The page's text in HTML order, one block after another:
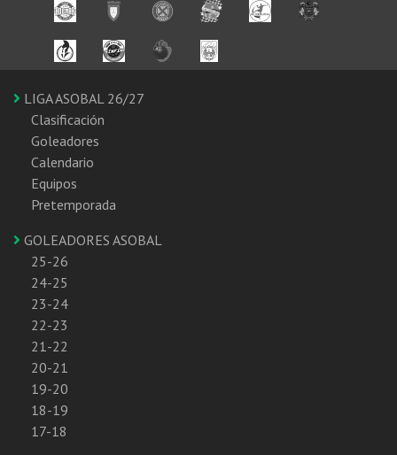
LIGA ASOBAL 26/27
Clasificación
Goleadores
Calendario
Equipos
Pretemporada
GOLEADORES ASOBAL
25-26
24-25
23-24
22-23
21-22
20-21
19-20
18-19
17-18